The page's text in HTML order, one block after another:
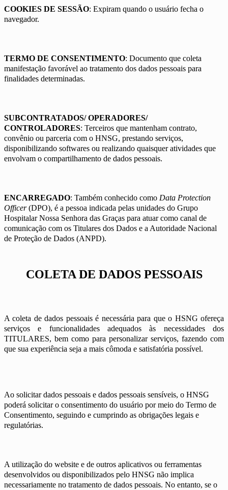
COOKIES DE SESSÃO: Expiram quando o usuário fecha o
navegador.
TERMO DE CONSENTIMENTO: Documento que coleta
manifestação favorável ao tratamento dos dados pessoais para
finalidades determinadas.
SUBCONTRATADOS/ OPERADORES/
CONTROLADORES: Terceiros que mantenham contrato,
convênio ou parceria com o HNSG, prestando serviços,
disponibilizando softwares ou realizando quaisquer atividades que
envolvam o compartilhamento de dados pessoais.
ENCARREGADO: Também conhecido como Data Protection
Officer(DPO), é a pessoa indicada pelas unidades do Grupo
Hospitalar Nossa Senhora das Graças para atuar como canal de
comunicação com os Titulares dos Dados e a Autoridade Nacional
de Proteção de Dados (ANPD).
COLETA DE DADOS PESSOAIS
A coleta de dados pessoais é necessária para que o HSNG ofereça
serviços e funcionalidades adequados às necessidades dos
TITULARES, bem como para personalizar serviços, fazendo com
que sua experiência seja a mais cômoda e satisfatória possível.
Ao solicitar dados pessoais e dados pessoais sensíveis, o HNSG
poderá solicitar o consentimento do usuário por meio do Termo de
Consentimento, seguindo e cumprindo as obrigações legais e
regulatórias.
A utilização do website e de outros aplicativos ou ferramentas
desenvolvidos ou disponibilizados pelo HNSG não implica
necessariamente no tratamento de dados pessoais. No entanto, se o